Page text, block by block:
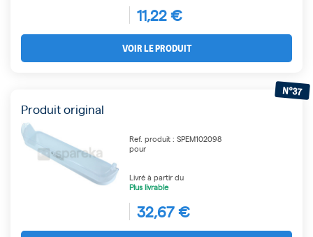
11,22 €
VOIR LE PRODUIT
Produit original
N°37
Ref. produit : SPEM102098
pour
Livré à partir du
Plus livrable
32,67 €